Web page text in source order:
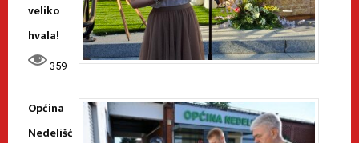
veliko
hvala!
359
Općina
Nedelišć